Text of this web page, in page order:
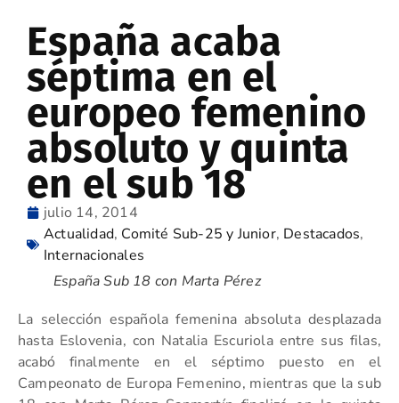
España acaba
séptima en el
europeo femenino
absoluto y quinta
en el sub 18
julio 14, 2014
Actualidad, Comité Sub-25 y Junior, Destacados,
Internacionales
España Sub 18 con Marta Pérez
La selección española femenina absoluta desplazada
hasta Eslovenia, con Natalia Escuriola entre sus filas,
acabó finalmente en el séptimo puesto en el
Campeonato de Europa Femenino, mientras que la sub